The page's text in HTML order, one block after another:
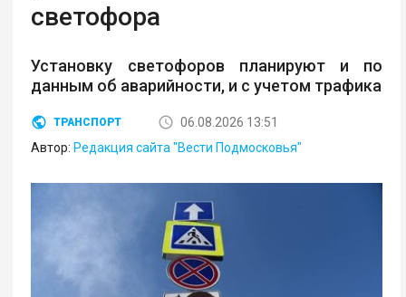
светофора
Установку светофоров планируют и по
данным об аварийности, и с учетом трафика
ТРАНСПОРТ
06.08.2026 13:51
Автор: Редакция сайта "Вести Подмосковья"